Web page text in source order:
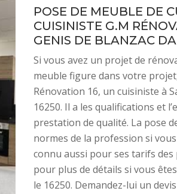
POSE DE MEUBLE DE
CUISINISTE G.M
GENIS DE BLANZAC
Si vous avez un projet de
meuble figure dans votre
Rénovation 16, un cuisiniste à
16250. Il a les qualifications et
prestation de qualité. La pose
normes de la profession si
connu aussi pour ses tarifs
pour plus de détails si vous
le 16250. Demandez-lui un